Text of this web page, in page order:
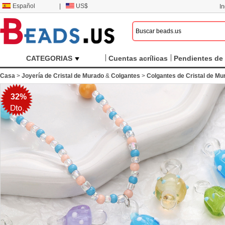
Español US$
CATEGORIAS Cuentas acrílicas Pendientes
Casa > Joyería de Cristal de Murado & Colgantes > Colgantes de Cristal de
32%